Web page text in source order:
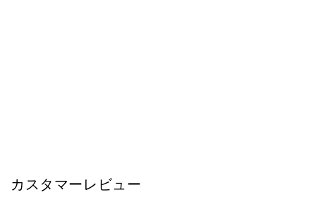
カスタマーレビュー